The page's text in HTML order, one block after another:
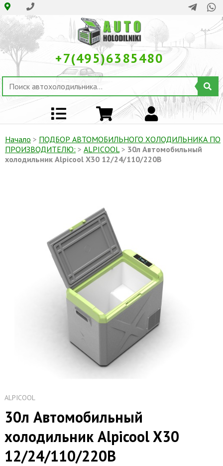
+7(495)6385480
Начало > ПОДБОР АВТОМОБИЛЬНОГО ХОЛОДИЛЬНИКА ПO
ПРОИЗВОДИТЕЛЮ: > ALPICOOL> 30л Автомобильный
холодильник Alpicool X30 12/24/110/220В
ALPICOOL
30л Автомобильный
холодильник Alpicool X30
12/24/110/220В